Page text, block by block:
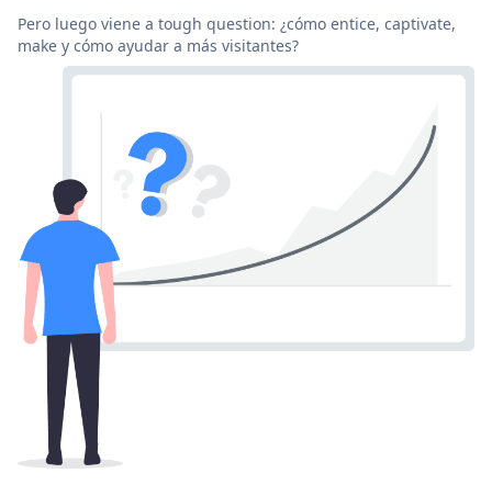
Pero luego viene a tough question: ¿cómo entice, captivate,
make y cómo ayudar a más visitantes?